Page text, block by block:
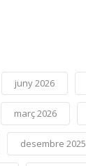
juny 2026
març 2026
desembre 2025